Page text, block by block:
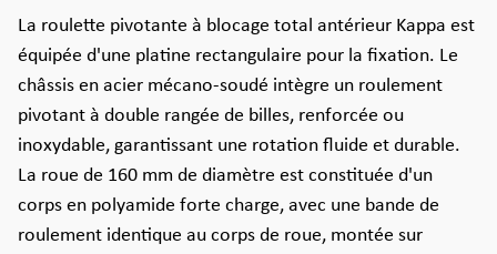
La roulette pivotante à blocage total antérieur Kappa est
équipée d'une platine rectangulaire pour la fixation. Le
châssis en acier mécano-soudé intègre un roulement
pivotant à double rangée de billes, renforcée ou
inoxydable, garantissant une rotation fluide et durable.
La roue de 160 mm de diamètre est constituée d'un
corps en polyamide forte charge, avec une bande de
roulement identique au corps de roue, montée sur